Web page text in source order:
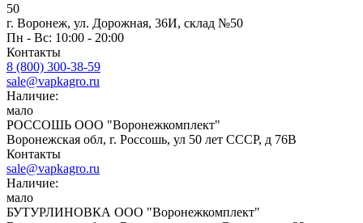
50
г. Воронеж, ул. Дорожная, 36И, склад №50
Пн - Вс: 10:00 - 20:00
Контакты
8 (800) 300-38-59
sale@vapkagro.ru
Наличие:
мало
РОССОШЬ ООО "Воронежкомплект"
Воронежская обл, г. Россошь, ул 50 лет СССР, д 76В
Контакты
sale@vapkagro.ru
Наличие:
мало
БУТУРЛИНОВКА ООО "Воронежкомплект"